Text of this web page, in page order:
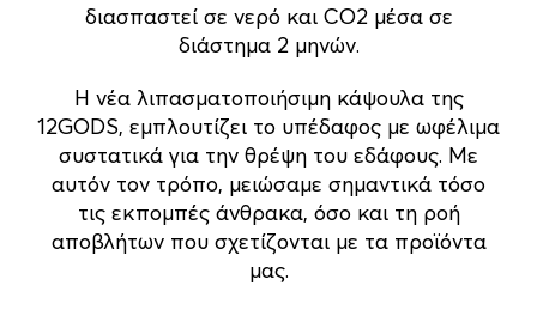
διασπαστεί σε νερό και CO2 μέσα σε
διάστημα 2 μηνών.
Η νέα λιπασματοποιήσιμη κάψουλα της
12GODS, εμπλουτίζει το υπέδαφος με ωφέλιμα
συστατικά για την θρέψη του εδάφους. Με
αυτόν τον τρόπο, μειώσαμε σημαντικά τόσο
τις εκπομπές άνθρακα, όσο και τη ροή
αποβλήτων που σχετίζονται με τα προϊόντα
μας.